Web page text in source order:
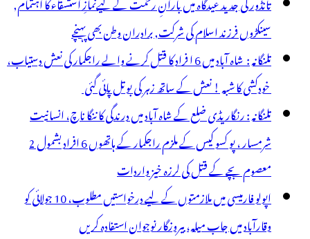
سینکڑوں فرزند اسلام کی شرکت, برادران وطن بھی پہنچے
تلنگانہ : شاہ آباد میں 6 ا فراد کا قتل کرنے والے راجکمار کی نعش دستیاب،
خودکشی کا شبہ ! نعش کے ساتھ زہر کی بوتل پائی گئی
تلنگانہ : رنگاریڈی ضلع کے شاہ آباد میں درندگی کا ننگا ناچ، انسانیت
شرمسار ، پو کسو کیس کے ملزم راجکمار کے ہاتھوں 6 افراد بشمول 2
معصوم بچے کے قتل کی لرزہ خیز واردات
اپولو فارمیسی میں ملازمتوں کے لیے درخواستیں مطلوب، 10 جولائی کو
وقارآباد میں جاب میلہ، بیروزگار نوجوان استفادہ کریں